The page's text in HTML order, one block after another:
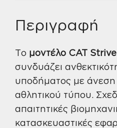
Περιγραφή
Το μοντέλο CAT
συνδυάζει
υποδήματος με άνεση
αθλητικού τύπου.
απαιτητικές
κατασκευαστικές